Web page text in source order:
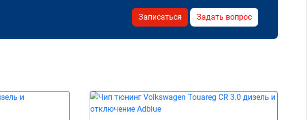
Записаться Задать вопрос